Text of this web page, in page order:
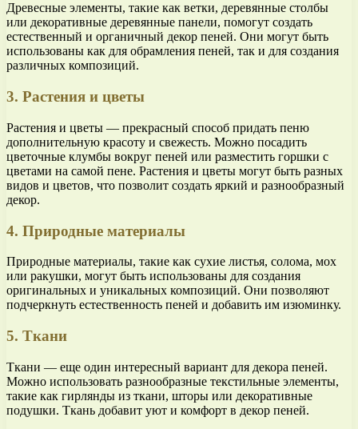
Древесные элементы, такие как ветки, деревянные столбы
или декоративные деревянные панели, помогут создать
естественный и органичный декор пеней. Они могут быть
использованы как для обрамления пеней, так и для создания
различных композиций.
3. Растения и цветы
Растения и цветы — прекрасный способ придать пеню
дополнительную красоту и свежесть. Можно посадить
цветочные клумбы вокруг пеней или разместить горшки с
цветами на самой пене. Растения и цветы могут быть разных
видов и цветов, что позволит создать яркий и разнообразный
декор.
4. Природные материалы
Природные материалы, такие как сухие листья, солома, мох
или ракушки, могут быть использованы для создания
оригинальных и уникальных композиций. Они позволяют
подчеркнуть естественность пеней и добавить им изюминку.
5. Ткани
Ткани — еще один интересный вариант для декора пеней.
Можно использовать разнообразные текстильные элементы,
такие как гирлянды из ткани, шторы или декоративные
подушки. Ткань добавит уют и комфорт в декор пеней.